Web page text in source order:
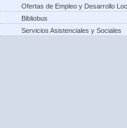
Ofertas de Empleo y Desarrollo
Bibliobus
Servicios Asistenciales y Sociales